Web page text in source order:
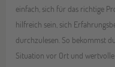
einfach, sich für das richtige
hilfreich sein, sich
durchzulesen. So bekommst
Situation vor Ort und